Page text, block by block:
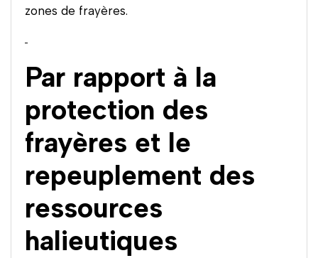
zones de frayères.
Par rapport à la
protection des
frayères et le
repeuplement des
ressources
halieutiques